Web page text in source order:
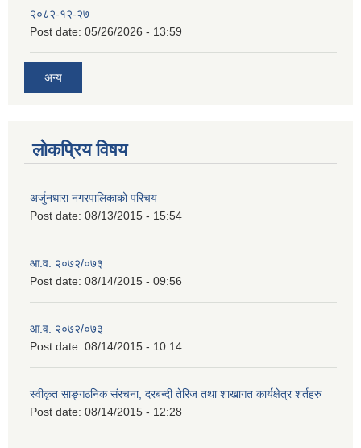
२०८२-१२-२७
Post date: 05/26/2026 - 13:59
अन्य
लोकप्रिय विषय
अर्जुनधारा नगरपालिकाको परिचय
Post date: 08/13/2015 - 15:54
आ.व. २०७२/०७३
Post date: 08/14/2015 - 09:56
आ.व. २०७२/०७३
Post date: 08/14/2015 - 10:14
स्वीकृत साङ्गठनिक संरचना, दरबन्दी तेरिज तथा शाखागत कार्यक्षेत्र शर्तहरु
Post date: 08/14/2015 - 12:28